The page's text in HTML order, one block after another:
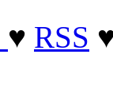
♥ RSS